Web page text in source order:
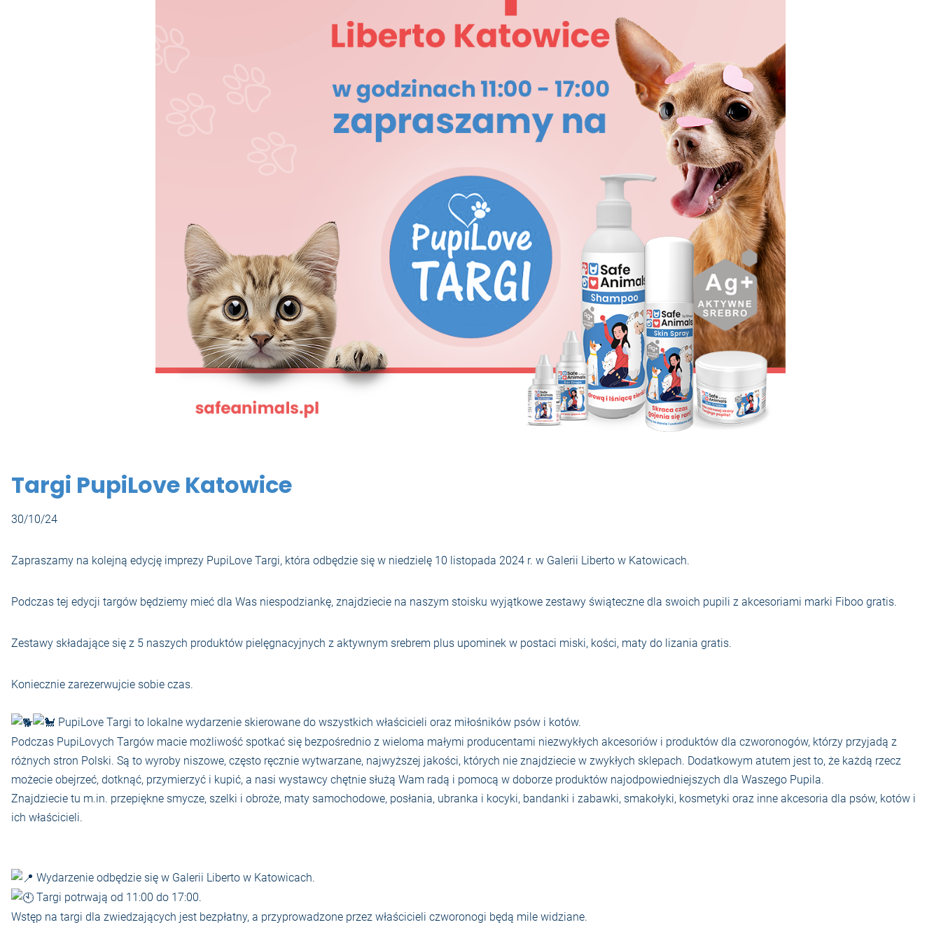
Targi PupiLove Katowice
30/10/24
Zapraszamy na kolejną edycję imprezy PupiLove Targi, która odbędzie się w niedzielę 10 listopada 2024 r. w Galerii Liberto w Katowicach.
Podczas tej edycji targów będziemy mieć dla Was niespodziankę, znajdziecie na naszym stoisku wyjątkowe zestawy świąteczne dla swoich pupili z akcesoriami marki Fiboo gratis.
Zestawy składające się z 5 naszych produktów pielęgnacyjnych z aktywnym srebrem plus upominek w postaci miski, kości, maty do lizania gratis.
Koniecznie zarezerwujcie sobie czas.
PupiLove Targi to lokalne wydarzenie skierowane do wszystkich właścicieli oraz miłośników psów i kotów.
Podczas PupiLovych Targów macie możliwość spotkać się bezpośrednio z wieloma małymi producentami niezwykłych akcesoriów i produktów dla czworonogów, którzy przyjadą z
różnych stron Polski. Są to wyroby niszowe, często ręcznie wytwarzane, najwyższej jakości, których nie znajdziecie w zwykłych sklepach. Dodatkowym atutem jest to, że każdą rzecz
możecie obejrzeć, dotknąć, przymierzyć i kupić, a nasi wystawcy chętnie służą Wam radą i pomocą w doborze produktów najodpowiedniejszych dla Waszego Pupila.
Znajdziecie tu m.in. przepiękne smycze, szelki i obroże, maty samochodowe, posłania, ubranka i kocyki, bandanki i zabawki, smakołyki, kosmetyki oraz inne akcesoria dla psów, kotów i
ich właścicieli.
Wydarzenie odbędzie się w Galerii Liberto w Katowicach.
Targi potrwają od 11:00 do 17:00.
Wstęp na targi dla zwiedzających jest bezpłatny, a przyprowadzone przez właścicieli czworonogi będą mile widziane.